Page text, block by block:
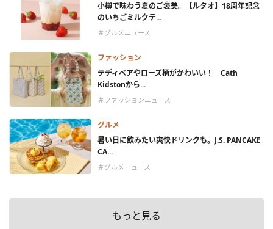
小樽で味わう夏のご褒美。【ルタオ】18周年記念
のいちごミルクテ...
＃グルメニュース
ファッション
テディベアやローズ柄がかわいい！ Cath
Kidstonから...
＃ファッションニュース
グルメ
暑い日に飲みたい爽快ドリンクも。J.S. PANCAKE
CA...
＃グルメニュース
もっと見る